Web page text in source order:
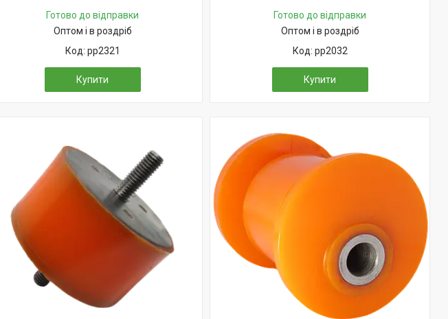
Готово до відправки
Оптом і в роздріб
pp2321
Купити
Готово до відправки
Оптом і в роздріб
pp2032
Купити